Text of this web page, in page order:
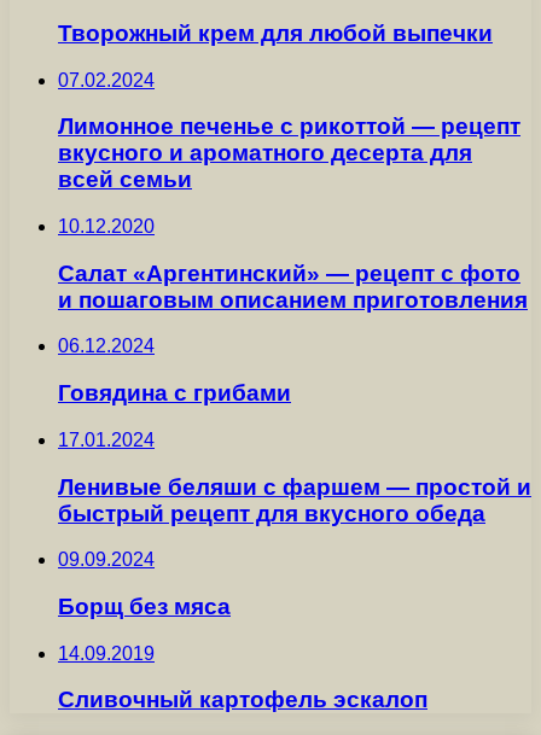
Творожный крем для любой выпечки
07.02.2024
Лимонное печенье с рикоттой — рецепт
вкусного и ароматного десерта для
всей семьи
10.12.2020
Салат «Аргентинский» — рецепт с фото
и пошаговым описанием приготовления
06.12.2024
Говядина с грибами
17.01.2024
Ленивые беляши с фаршем — простой и
быстрый рецепт для вкусного обеда
09.09.2024
Борщ без мяса
14.09.2019
Сливочный картофель эскалоп